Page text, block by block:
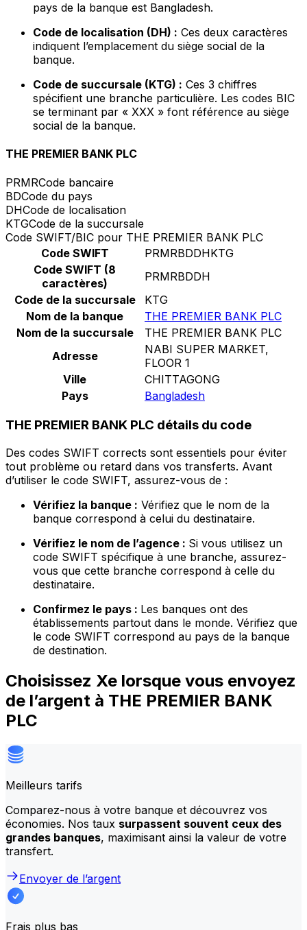
pays de la banque est Bangladesh.
Code de localisation (DH) : Ces deux caractères
indiquent l’emplacement du siège social de la
banque.
Code de succursale (KTG) : Ces 3 chiffres
spécifient une branche particulière. Les codes BIC
se terminant par « XXX » font référence au siège
social de la banque.
THE PREMIER BANK PLC
PRMRCode bancaire
BDCode du pays
DHCode de localisation
KTGCode de la succursale
Code SWIFT/BIC pour THE PREMIER BANK PLC
Code SWIFT
PRMRBDDHKTG
Code SWIFT (8
caractères)
PRMRBDDH
Code de la succursale
KTG
Nom de la banque
THE PREMIER BANK PLC
Nom de la succursale
THE PREMIER BANK PLC
Adresse
NABI SUPER MARKET,
FLOOR 1
Ville
CHITTAGONG
Pays
Bangladesh
THE PREMIER BANK PLC détails du code
Des codes SWIFT corrects sont essentiels pour éviter
tout problème ou retard dans vos transferts. Avant
d’utiliser le code SWIFT, assurez-vous de :
Vérifiez la banque : Vérifiez que le nom de la
banque correspond à celui du destinataire.
Vérifiez le nom de l’agence : Si vous utilisez un
code SWIFT spécifique à une branche, assurez-
vous que cette branche correspond à celle du
destinataire.
Confirmez le pays : Les banques ont des
établissements partout dans le monde. Vérifiez que
le code SWIFT correspond au pays de la banque
de destination.
Choisissez Xe lorsque vous envoyez
de l’argent à THE PREMIER BANK
PLC
Meilleurs tarifs
Comparez-nous à votre banque et découvrez vos
économies. Nos taux surpassent souvent ceux des
grandes banques, maximisant ainsi la valeur de votre
transfert.
Envoyer de l’argent
Frais plus bas